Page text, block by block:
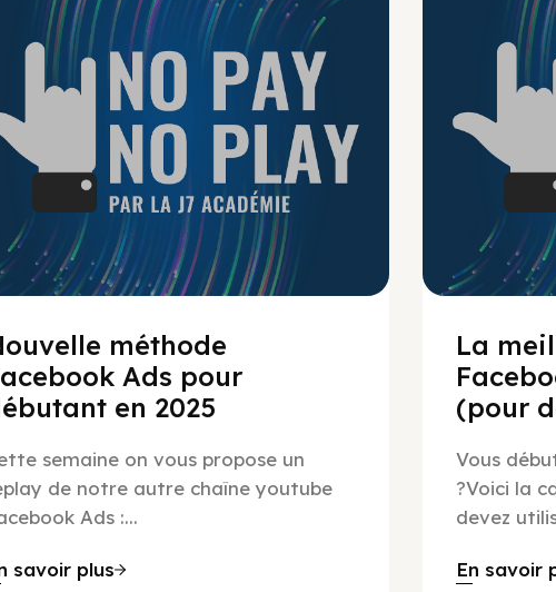
méthode
Ads pour
en 2025
semaine on vous propose un
de notre autre chaîne youtube
Ads :...
savoir plus
La
(pour
Vous
?Voici la
devez
En savoir